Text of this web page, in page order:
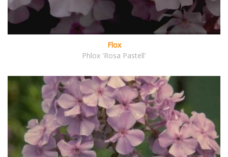
Flox
Phlox 'Rosa Pastell'